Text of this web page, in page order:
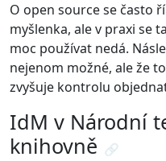
O open source se často
myšlenka, ale v praxi se
moc používat nedá.
nejenom možné, ale že
zvyšuje kontrolu
IdM v Národní
knihovně 🔗